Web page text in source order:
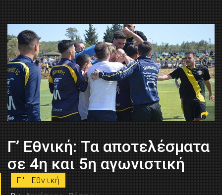
Γ’ Εθνική: Τα αποτελέσματα
σε 4η και 5η αγωνιστική
Γ' Εθνική